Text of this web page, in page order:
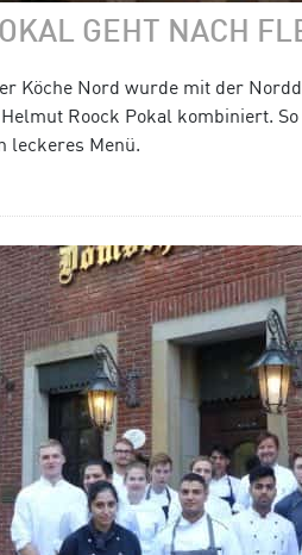
GEHT NACH
Köche Nord wurde mit der
Roock Pokal kombiniert.
leckeres Menü.